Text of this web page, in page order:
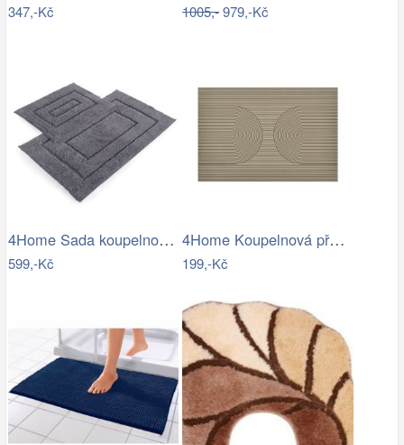
347,-Kč 1005,-979,-Kč
4Home Sada koupelnových předložek Retta…
599,-Kč
4Home Koupelnová předložka Infinity, 40…
199,-Kč